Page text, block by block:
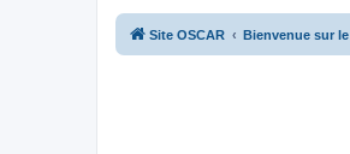
Site OSCAR Bienvenue sur